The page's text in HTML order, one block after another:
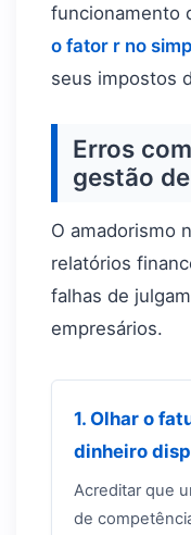
funcionamento
o fator r no
seus impostos
Erros
gestão
O amadorismo
relatórios
falhas de
empresários.
1. Olhar o
dinheiro
Acreditar que
de